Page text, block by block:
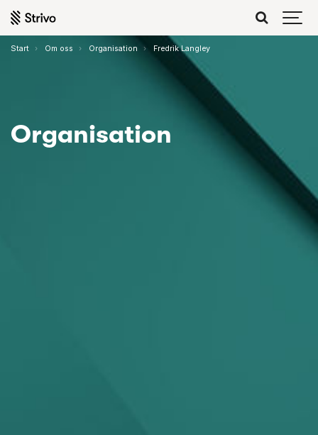
Start Om oss Organisation Fredrik Langley
Organisation